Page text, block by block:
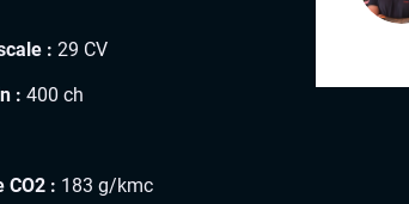
: 29 CV
: 400 ch
CO2 : 183 g/kmc